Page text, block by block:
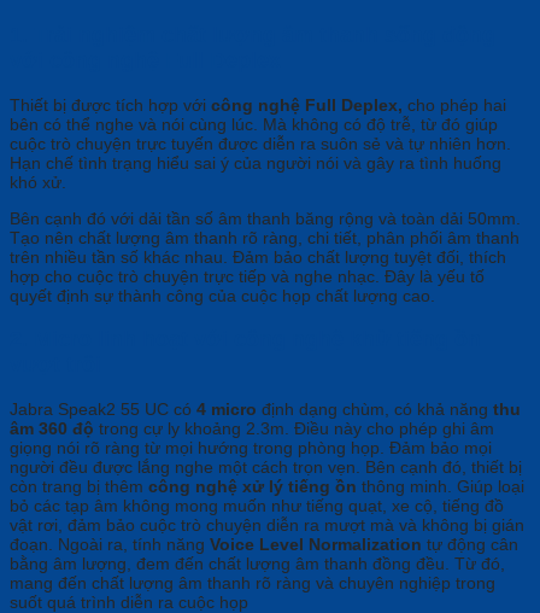
Thiết bị được tích hợp với công nghệ Full Deplex, cho phép hai
bên có thể nghe và nói cùng lúc. Mà không có độ trễ, từ đó giúp
cuộc trò chuyện trực tuyến được diễn ra suôn sẻ và tự nhiên hơn.
Hạn chế tình trạng hiểu sai ý của người nói và gây ra tình huống
khó xử.
Bên cạnh đó với dải tần số âm thanh băng rộng và toàn dải 50mm.
Tạo nên chất lượng âm thanh rõ ràng, chi tiết, phân phối âm thanh
trên nhiều tần số khác nhau. Đảm bảo chất lượng tuyệt đối, thích
hợp cho cuộc trò chuyện trực tiếp và nghe nhạc. Đây là yếu tố
quyết định sự thành công của cuộc họp chất lượng cao.
Jabra Speak2 55 UC có 4 micro định dạng chùm, có khả năng thu
âm 360 độ trong cự ly khoảng 2.3m. Điều này cho phép ghi âm
giọng nói rõ ràng từ mọi hướng trong phòng họp. Đảm bảo mọi
người đều được lắng nghe một cách trọn vẹn. Bên cạnh đó, thiết bị
còn trang bị thêm công nghệ xử lý tiếng ồn thông minh. Giúp loại
bỏ các tạp âm không mong muốn như tiếng quạt, xe cộ, tiếng đồ
vật rơi, đảm bảo cuộc trò chuyện diễn ra mượt mà và không bị gián
đoạn. Ngoài ra, tính năng Voice Level Normalization tự động cân
bằng âm lượng, đem đến chất lượng âm thanh đồng đều. Từ đó,
mang đến chất lượng âm thanh rõ ràng và chuyên nghiệp trong
suốt quá trình diễn ra cuộc họp